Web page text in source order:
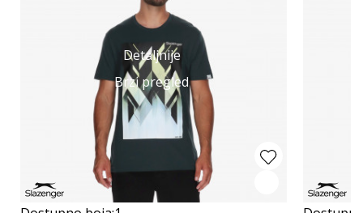
Detaljnije
Brzi pregled